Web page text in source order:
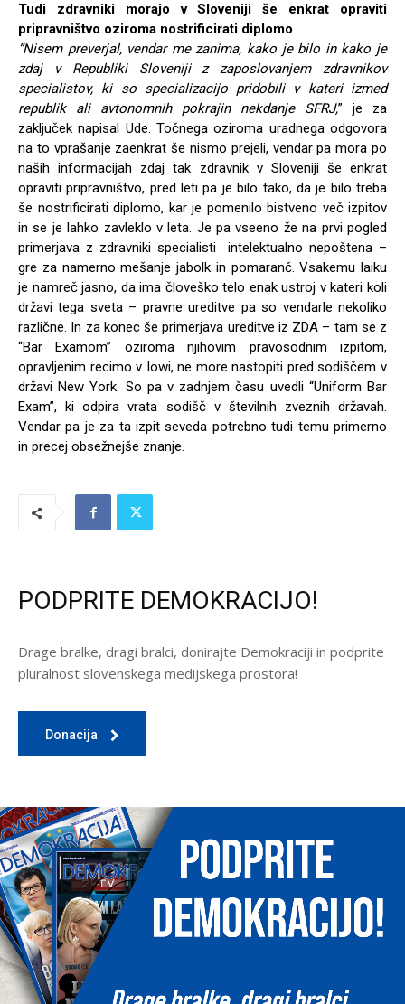
Tudi zdravniki morajo v Sloveniji še enkrat opraviti
pripravništvo oziroma nostrificirati diplomo
“Nisem preverjal, vendar me zanima, kako je bilo in kako je
zdaj v Republiki Sloveniji z zaposlovanjem zdravnikov
specialistov, ki so specializacijo pridobili v kateri izmed
republik ali avtonomnih pokrajin nekdanje SFRJ,” je za
zaključek napisal Ude. Točnega oziroma uradnega odgovora
na to vprašanje zaenkrat še nismo prejeli, vendar pa mora po
naših informacijah zdaj tak zdravnik v Sloveniji še enkrat
opraviti pripravništvo, pred leti pa je bilo tako, da je bilo treba
še nostrificirati diplomo, kar je pomenilo bistveno več izpitov
in se je lahko zavleklo v leta. Je pa vseeno že na prvi pogled
primerjava z zdravniki specialisti intelektualno nepoštena –
gre za namerno mešanje jabolk in pomaranč. Vsakemu laiku
je namreč jasno, da ima človeško telo enak ustroj v kateri koli
državi tega sveta – pravne ureditve pa so vendarle nekoliko
različne. In za konec še primerjava ureditve iz ZDA – tam se z
“Bar Examom” oziroma njihovim pravosodnim izpitom,
opravljenim recimo v Iowi, ne more nastopiti pred sodiščem v
državi New York. So pa v zadnjem času uvedli “Uniform Bar
Exam”, ki odpira vrata sodišč v številnih zveznih državah.
Vendar pa je za ta izpit seveda potrebno tudi temu primerno
in precej obsežnejše znanje.
PODPRITE DEMOKRACIJO!
Drage bralke, dragi bralci, donirajte Demokraciji in podprite
pluralnost slovenskega medijskega prostora!
Donacija